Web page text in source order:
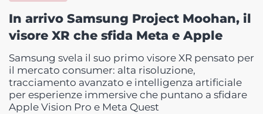
In arrivo Samsung Project Moohan, il
visore XR che sfida Meta e Apple
Samsung svela il suo primo visore XR pensato per
il mercato consumer: alta risoluzione,
tracciamento avanzato e intelligenza artificiale
per esperienze immersive che puntano a sfidare
Apple Vision Pro e Meta Quest